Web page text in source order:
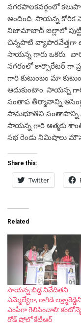
నగరపాలకవర్గంలో
అందింది. సాయన్న కోరిక
నిజామాబాద్ జిల్లాలో
చిన్నపాటి
సాయన్న గారు ఒకరు.
నగరంలో కార్పొరేటర్ గా
గారి కుటుంబం మా
ఆదుకుంటాం. సాయన్న
సంతాప తీర్మానాన్ని
సానుభూతిని సంతాపాన్ని
సాయన్న గారి ఆత్మకు
సభ రెండు నిమిషాలు
Share this:
Twitter
Related
సాయన్న బిడ్డ నివేదితని
ఎమ్మెల్యేగా, రాగిడి
ఎంపీగా గెలిపించాలి:
రోడ్ షోలో కేటీఆర్